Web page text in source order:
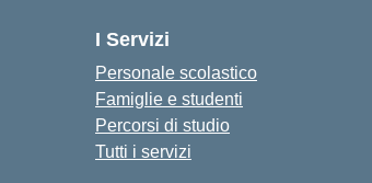
I Servizi
Personale scolastico
Famiglie e studenti
Percorsi di studio
Tutti i servizi